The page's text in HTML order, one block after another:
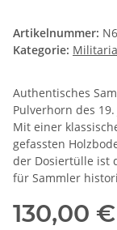
Artikelnummer:
Kategorie: Militaria
Authentisches
Pulverhorn des
Mit einer
gefassten
der Dosiertülle ist
für Sammler
130,00 €